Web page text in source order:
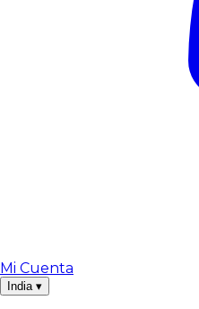
Mi Cuenta
India ▾